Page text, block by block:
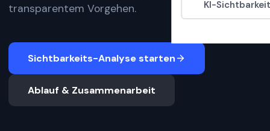
KI-
transparentem Vorgehen.
Sichtbarkeits-Analyse starten
Ablauf & Zusammenarbeit